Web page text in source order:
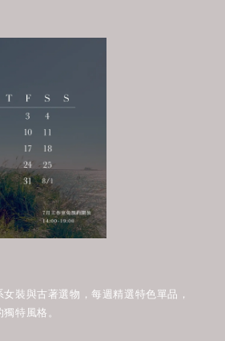
女裝與古著選物，每週精選特色單品，
特風格。